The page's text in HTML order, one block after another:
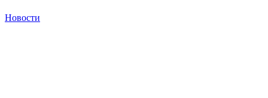
Новости